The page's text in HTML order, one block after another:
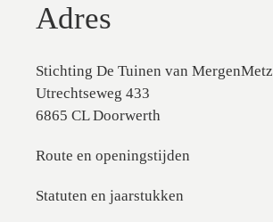
Adres
Stichting De Tuinen van MergenMetz
Utrechtseweg 433
6865 CL Doorwerth
Route en openingstijden
Statuten en jaarstukken